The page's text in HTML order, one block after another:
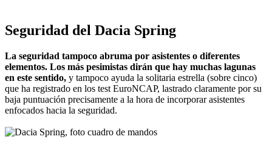
Seguridad del Dacia Spring
La seguridad tampoco abruma por asistentes o diferentes
elementos. Los más pesimistas dirán que hay muchas lagunas
en este sentido, y tampoco ayuda la solitaria estrella (sobre cinco)
que ha registrado en los test EuroNCAP, lastrado claramente por su
baja puntuación precisamente a la hora de incorporar asistentes
enfocados hacia la seguridad.